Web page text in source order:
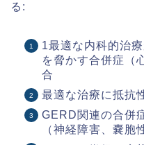
る:
1最適な内科的治
を脅かす合併症（
合
最適な治療に抵抗
GERD関連の合併
（神経障害、嚢胞